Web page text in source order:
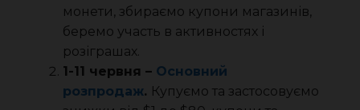
монети, збираємо купони магазинів,
беремо участь в активностях і
розіграшах.
1-11 червня – Основний
розпродаж. Купуємо та застосовуємо